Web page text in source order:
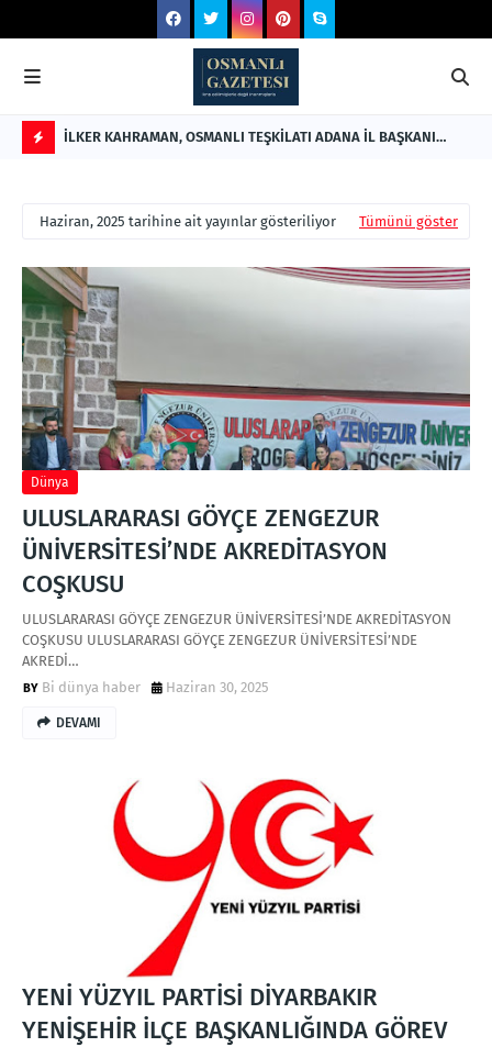
S
H
İLKER KAHRAMAN, OSMANLI TEŞKİLATI ADANA İL BAŞKANI
Haziran, 2025 tarihine ait yayınlar gösteriliyor Tümünü göster
Dünya
ULUSLARARASI GÖYÇE ZENGEZUR
ÜNİVERSİTESİ’NDE AKREDİTASYON
COŞKUSU
ULUSLARARASI GÖYÇE ZENGEZUR ÜNİVERSİTESİ’NDE AKREDİTASYON
COŞKUSU ULUSLARARASI GÖYÇE ZENGEZUR ÜNİVERSİTESİ’NDE
AKREDİ…
Bi dünya haber
Haziran 30, 2025
DEVAMI
YENİ YÜZYIL PARTİSİ DİYARBAKIR
YENİŞEHİR İLÇE BAŞKANLIĞINDA GÖREV